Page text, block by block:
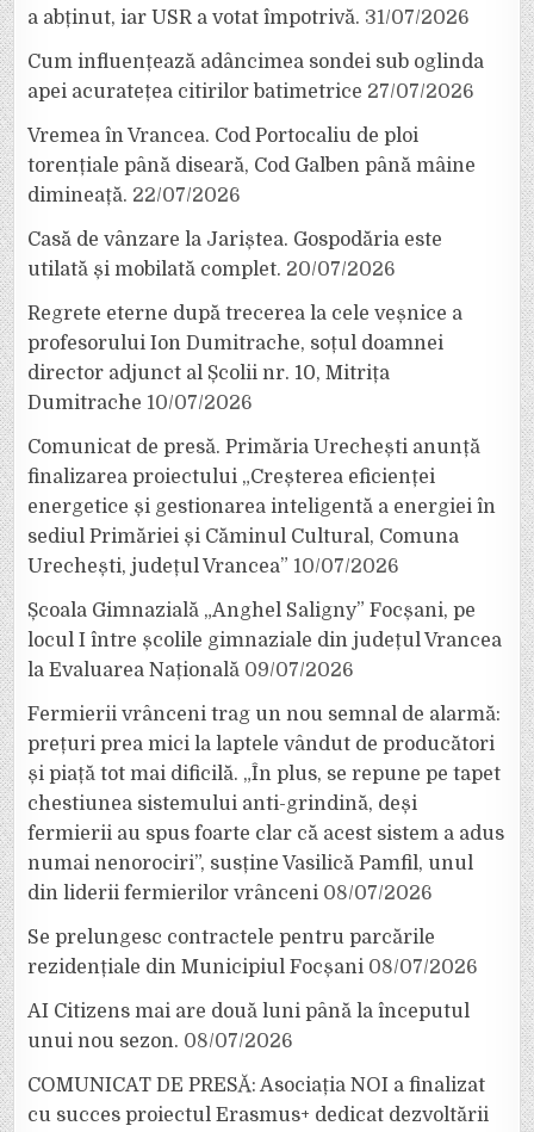
a abținut, iar USR a votat împotrivă. 31/07/2026
Cum influențează adâncimea sondei sub oglinda
apei acuratețea citirilor batimetrice 27/07/2026
Vremea în Vrancea. Cod Portocaliu de ploi
torențiale până diseară, Cod Galben până mâine
dimineață. 22/07/2026
Casă de vânzare la Jariștea. Gospodăria este
utilată și mobilată complet. 20/07/2026
Regrete eterne după trecerea la cele veșnice a
profesorului Ion Dumitrache, soțul doamnei
director adjunct al Școlii nr. 10, Mitrița
Dumitrache 10/07/2026
Comunicat de presă. Primăria Urechești anunță
finalizarea proiectului „Creșterea eficienței
energetice și gestionarea inteligentă a energiei în
sediul Primăriei și Căminul Cultural, Comuna
Urechești, județul Vrancea” 10/07/2026
Școala Gimnazială „Anghel Saligny” Focșani, pe
locul I între școlile gimnaziale din județul Vrancea
la Evaluarea Națională 09/07/2026
Fermierii vrânceni trag un nou semnal de alarmă:
prețuri prea mici la laptele vândut de producători
și piață tot mai dificilă. „În plus, se repune pe tapet
chestiunea sistemului anti-grindină, deși
fermierii au spus foarte clar că acest sistem a adus
numai nenorociri”, susține Vasilică Pamfil, unul
din liderii fermierilor vrânceni 08/07/2026
Se prelungesc contractele pentru parcările
rezidențiale din Municipiul Focșani 08/07/2026
AI Citizens mai are două luni până la începutul
unui nou sezon. 08/07/2026
COMUNICAT DE PRESĂ: Asociația NOI a finalizat
cu succes proiectul Erasmus+ dedicat dezvoltării